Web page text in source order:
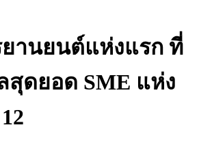
านยนต์แห่งแรก ที่
สุดยอด SME แห่ง